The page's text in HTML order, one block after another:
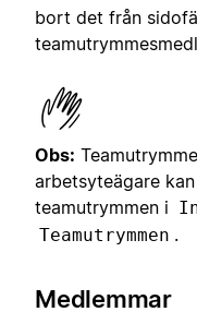
bort det från
Obs:
arbetsyteägare
teamutrymmen i
Teamutrymmen .
Medlemmar